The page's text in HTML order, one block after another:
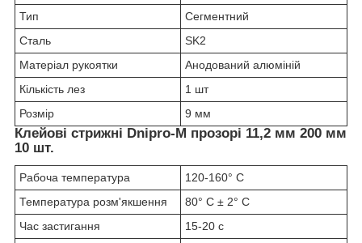
Тип
Сегментний
Сталь
SK2
Матеріал рукоятки
Анодований алюміній
Кількість лез
1 шт
Розмір
9 мм
Клейові стрижні Dnipro-M прозорі 11,2 мм 200 мм
10 шт.
Рабоча температура
120-160° С
Температура розм'якшення
80° С ± 2° С
Час застигання
15-20 с